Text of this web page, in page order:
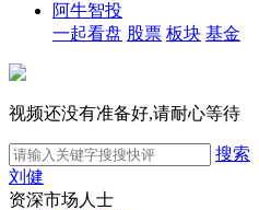
阿牛智投
一起看盘 股票 板块 基金
视频还没有准备好,请耐心等待
搜索
刘健
资深市场人士